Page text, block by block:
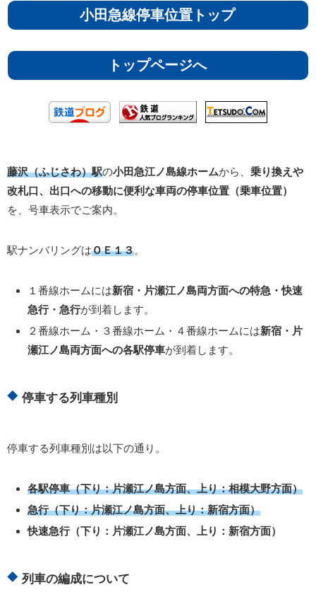
小田急線停車位置トップ
トップページへ
藤沢（ふじさわ）駅の小田急江ノ島線ホームから、 乗り換えや
改札口、出口への移動に便利な車両の停車位置（乗車位置）
を、号車表示でご案内。
駅ナンバリングはＯＥ１３。
１番線ホームには新宿・片瀬江ノ島両方面への特急・快速
急行・急行が到着します。
２番線ホーム・３番線ホーム・４番線ホームには新宿・片
瀬江ノ島両方面への各駅停車が到着します。
停車する列車種別
停車する列車種別は以下の通り。
各駅停車（下り：片瀬江ノ島方面、上り：相模大野方面）
急行（下り：片瀬江ノ島方面、上り：新宿方面）
快速急行（下り：片瀬江ノ島方面、上り：新宿方面）
列車の編成について